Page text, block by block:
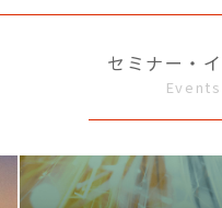
セミナー・
Events